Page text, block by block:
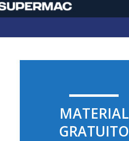
MATERIAL
GRATUITO